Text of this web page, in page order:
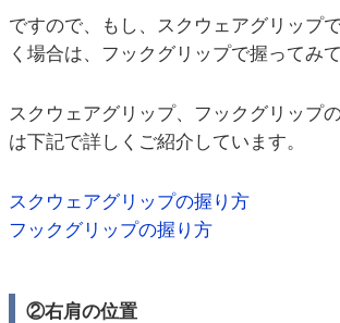
ですので、もし、スクウェアグリップ
く場合は、フックグリップで握ってみ
スクウェアグリップ、フックグリップ
は下記で詳しくご紹介しています。
スクウェアグリップの握り方
フックグリップの握り方
②右肩の位置